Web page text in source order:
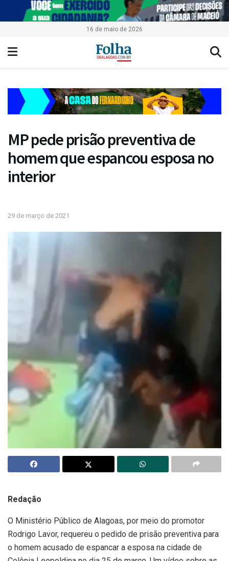
16 de maio de 2026
MP pede prisão preventiva de
homem que espancou esposa no
interior
29 de março de 2021
Redação
O Ministério Público de Alagoas, por meio do promotor
Rodrigo Lavor, requereu o pedido de prisão preventiva para
o homem acusado de espancar a esposa na cidade de